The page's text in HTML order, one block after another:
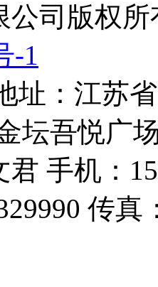
公司版权
-1
址：江苏
坛吾悦广
手机：
传真